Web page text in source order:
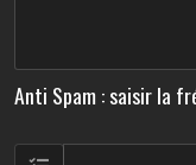
Anti Spam : saisir la